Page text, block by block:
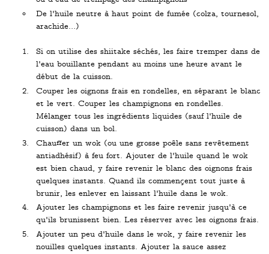
De l'huile neutre à haut point de fumée (colza, tournesol,
arachide…)
Si on utilise des shiitake séchés, les faire tremper dans de
l'eau bouillante pendant au moins une heure avant le
début de la cuisson.
Couper les oignons frais en rondelles, en séparant le blanc
et le vert. Couper les champignons en rondelles.
Mélanger tous les ingrédients liquides (sauf l'huile de
cuisson) dans un bol.
Chauffer un wok (ou une grosse poêle sans revêtement
antiadhésif) à feu fort. Ajouter de l'huile quand le wok
est bien chaud, y faire revenir le blanc des oignons frais
quelques instants. Quand ils commençent tout juste à
brunir, les enlever en laissant l'huile dans le wok.
Ajouter les champignons et les faire revenir jusqu'à ce
qu'ils brunissent bien. Les réserver avec les oignons frais.
Ajouter un peu d'huile dans le wok, y faire revenir les
nouilles quelques instants. Ajouter la sauce assez